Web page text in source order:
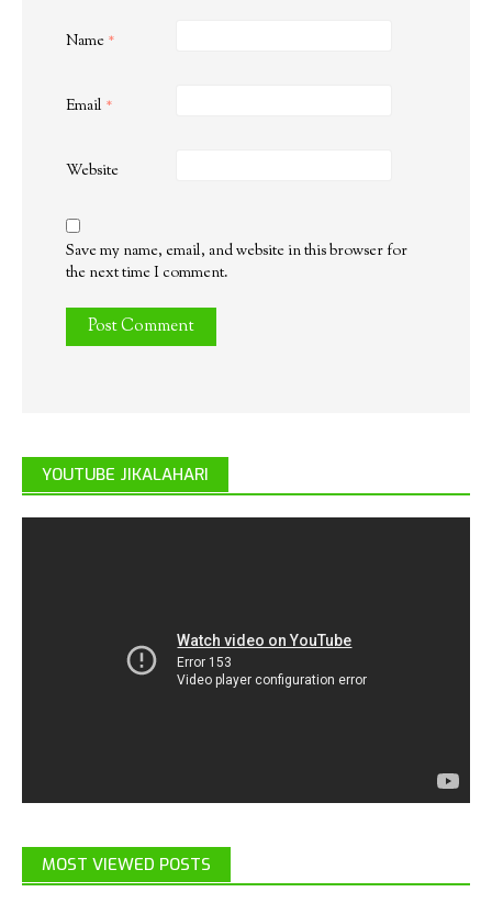
Name *
Email *
Website
Save my name, email, and website in this browser for
the next time I comment.
YOUTUBE JIKALAHARI
MOST VIEWED POSTS